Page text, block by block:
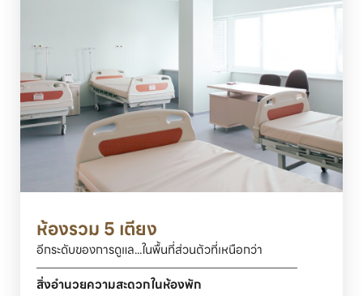
ห้องรวม 5 เตียง
อีกระดับของการดูแล...ในพื้นที่ส่วนตัวที่เหนือกว่า
สิ่งอำนวยความสะดวกในห้องพัก